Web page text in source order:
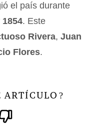
el país durante
1854. Este
Rivera, Juan
Flores.
ARTÍCULO ?